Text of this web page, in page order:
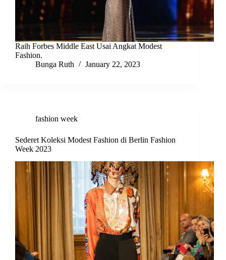
Raih Forbes Middle East Usai Angkat Modest
Fashion.
Bunga Ruth
January 22, 2023
fashion week
Sederet Koleksi Modest Fashion di Berlin Fashion
Week 2023